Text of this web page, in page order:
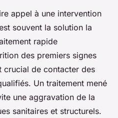
appel à une intervention
souvent la solution la
rapide
des premiers signes
crucial de contacter des
Un traitement mené
une aggravation de la
sanitaires et structurels.